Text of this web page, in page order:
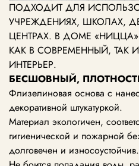
ПОДХОДИТ ДЛЯ
УЧРЕЖДЕНИЯХ, ШКОЛАХ,
ЦЕНТРАХ. В ДОМЕ
КАК В СОВРЕМЕННЫЙ, ТАК
ИНТЕРЬЕР.
БЕСШОВНЫЙ,
Флизелиновая основа с
декоративной штукатуркой.
Материал экологичен,
гигиенической и пожарной
долговечен и износоустойчив.